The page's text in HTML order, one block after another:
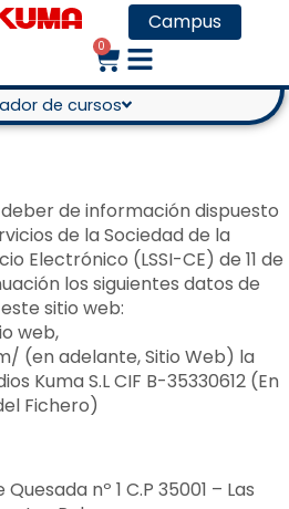
Campus
0
de cursos
en formación desde 1970
de información dispuesto
de la Sociedad de la
Electrónico (LSSI-CE) de 11 de
los siguientes datos de
sitio web:
web,
(en adelante, Sitio Web) la
Kuma S.L CIF B-35330612 (En
Fichero)
nº 1 C.P 35001 – Las